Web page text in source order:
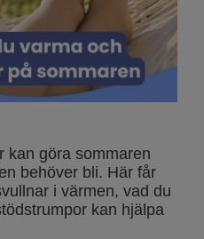
kan göra sommaren
behöver bli. Här får
i värmen, vad du
kan hjälpa